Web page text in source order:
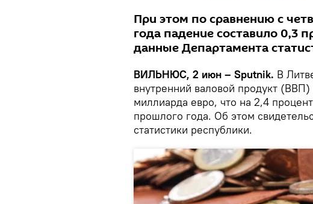
При этом по сравнению с
года падение составило 0,3
данные Департамента
ВИЛЬНЮС, 2 июн – Sputnik. В
внутренний валовой продукт (ВВП)
миллиарда евро, что на 2,4
прошлого года. Об этом
статистики республики.